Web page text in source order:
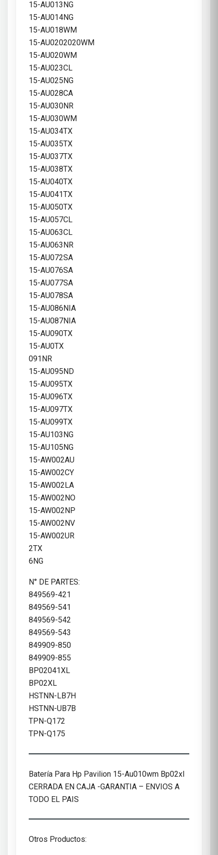
15-AU013NG
15-AU014NG
15-AU018WM
15-AU0202020WM
15-AU020WM
15-AU023CL
15-AU025NG
15-AU028CA
15-AU030NR
15-AU030WM
15-AU034TX
15-AU035TX
15-AU037TX
15-AU038TX
15-AU040TX
15-AU041TX
15-AU050TX
15-AU057CL
15-AU063CL
15-AU063NR
15-AU072SA
15-AU076SA
15-AU077SA
15-AU078SA
15-AU086NIA
15-AU087NIA
15-AU090TX
15-AU0TX
091NR
15-AU095ND
15-AU095TX
15-AU096TX
15-AU097TX
15-AU099TX
15-AU103NG
15-AU105NG
15-AW002AU
15-AW002CY
15-AW002LA
15-AW002NO
15-AW002NP
15-AW002NV
15-AW002UR
2TX
6NG
N° DE PARTES:
849569-421
849569-541
849569-542
849569-543
849909-850
849909-855
BP02041XL
BP02XL
HSTNN-LB7H
HSTNN-UB7B
TPN-Q172
TPN-Q175
Batería Para Hp Pavilion 15-Au010wm Bp02xl
CERRADA EN CAJA -GARANTIA – ENVIOS A
TODO EL PAIS
Otros Productos: